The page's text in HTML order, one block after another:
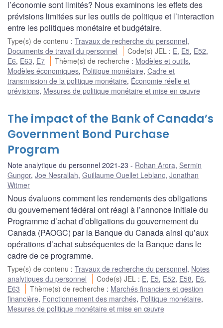
l’économie sont limités? Nous examinons les effets des
prévisions limitées sur les outils de politique et l’interaction
entre les politiques monétaire et budgétaire.
Type(s) de contenu : Travaux de recherche du personnel,
Documents de travail du personnel
Code(s) JEL : E, E5, E52,
E6, E63, E7 Thème(s) de recherche : Modèles et outils,
Modèles économiques, Politique monétaire, Cadre et
transmission de la politique monétaire, Économie réelle et
prévisions, Mesures de politique monétaire et mise en œuvre
The impact of the Bank of Canada’s
Government Bond Purchase
Program
Note analytique du personnel 2021-23 Rohan Arora, Sermin
Gungor, Joe Nesrallah, Guillaume Ouellet Leblanc, Jonathan
Witmer
Nous évaluons comment les rendements des obligations
du gouvernement fédéral ont réagi à l’annonce initiale du
Programme d’achat d’obligations du gouvernement du
Canada (PAOGC) par la Banque du Canada ainsi qu’aux
opérations d’achat subséquentes de la Banque dans le
cadre de ce programme.
Type(s) de contenu : Travaux de recherche du personnel, Notes
analytiques du personnel
Code(s) JEL : E, E5, E52, E58, E6,
E63
Thème(s) de recherche : Marchés financiers et gestion
financière, Fonctionnement des marchés, Politique monétaire,
Mesures de politique monétaire et mise en œuvre